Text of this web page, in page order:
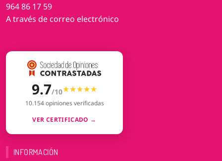
964 86 17 59
A través de correo electrónico
9.7/10★★★★★
★★★★★
10.154 opiniones verificadas
VER CERTIFICADO →
INFORMACIÓN